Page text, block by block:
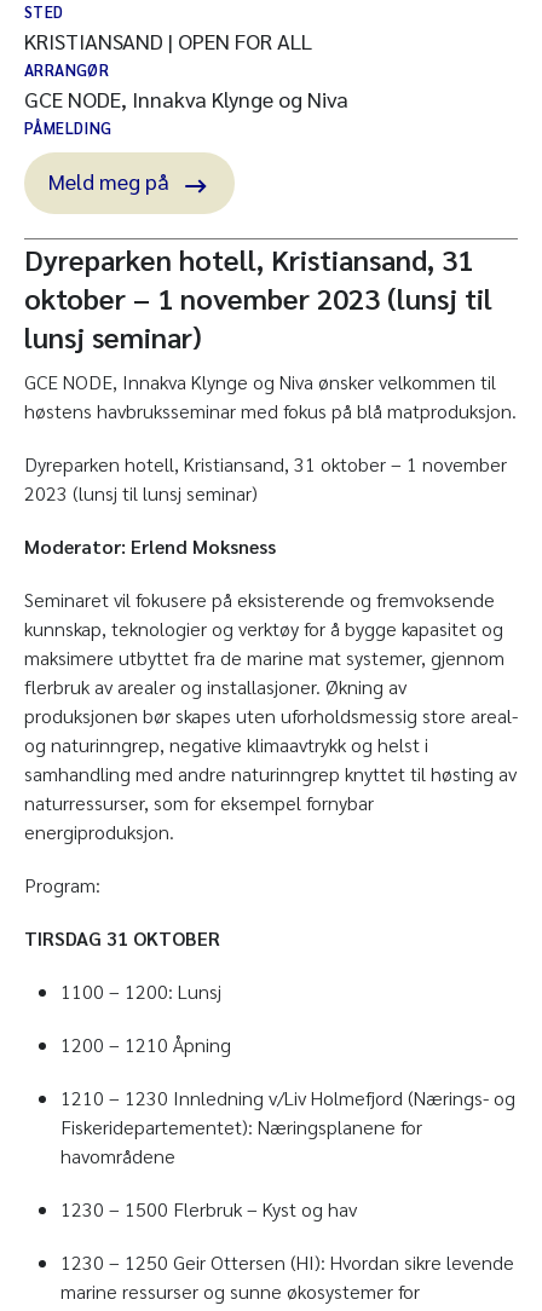
STED
KRISTIANSAND | OPEN FOR ALL
ARRANGØR
GCE NODE, Innakva Klynge og Niva
PÅMELDING
Meld meg på
Dyreparken hotell, Kristiansand, 31
oktober – 1 november 2023 (lunsj til
lunsj seminar)
GCE NODE, Innakva Klynge og Niva ønsker velkommen til
høstens havbruksseminar med fokus på blå matproduksjon.
Dyreparken hotell, Kristiansand, 31 oktober – 1 november
2023 (lunsj til lunsj seminar)
Moderator: Erlend Moksness
Seminaret vil fokusere på eksisterende og fremvoksende
kunnskap, teknologier og verktøy for å bygge kapasitet og
maksimere utbyttet fra de marine mat systemer, gjennom
flerbruk av arealer og installasjoner. Økning av
produksjonen bør skapes uten uforholdsmessig store areal-
og naturinngrep, negative klimaavtrykk og helst i
samhandling med andre naturinngrep knyttet til høsting av
naturressurser, som for eksempel fornybar
energiproduksjon.
Program:
TIRSDAG 31 OKTOBER
1100 – 1200: Lunsj
1200 – 1210 Åpning
1210 – 1230 Innledning v/Liv Holmefjord (Nærings- og
Fiskeridepartementet): Næringsplanene for
havområdene
1230 – 1500 Flerbruk – Kyst og hav
1230 – 1250 Geir Ottersen (HI): Hvordan sikre levende
marine ressurser og sunne økosystemer for